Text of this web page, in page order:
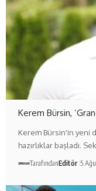
Kerem Bürsin,
Kerem Bürsin'in yeni
hazırlıklar başladı.
TarafındanEditör 5